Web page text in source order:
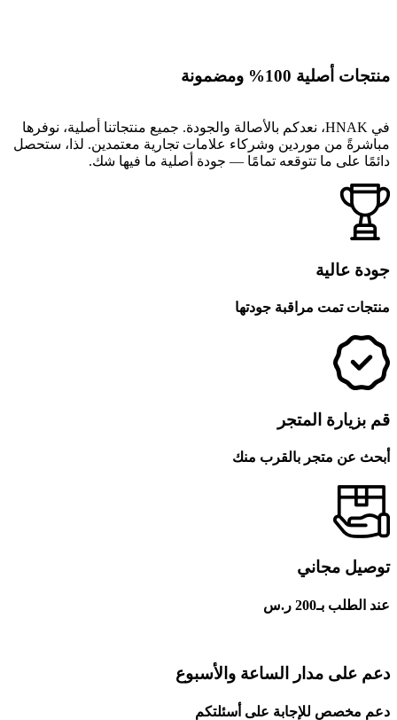
منتجات أصلية 100% ومضمونة
في HNAK، نعدكم بالأصالة والجودة. جميع منتجاتنا أصلية، نوفرها
مباشرةً من موردين وشركاء علامات تجارية معتمدين. لذا، ستحصل
دائمًا على ما تتوقعه تمامًا — جودة أصلية ما فيها شك.
جودة عالية
منتجات تمت مراقبة جودتها
قم بزيارة المتجر
أبحث عن متجر بالقرب منك
توصيل مجاني
عند الطلب بـ200 ر.س
دعم على مدار الساعة والأسبوع
دعم مخصص للإجابة على أسئلتكم